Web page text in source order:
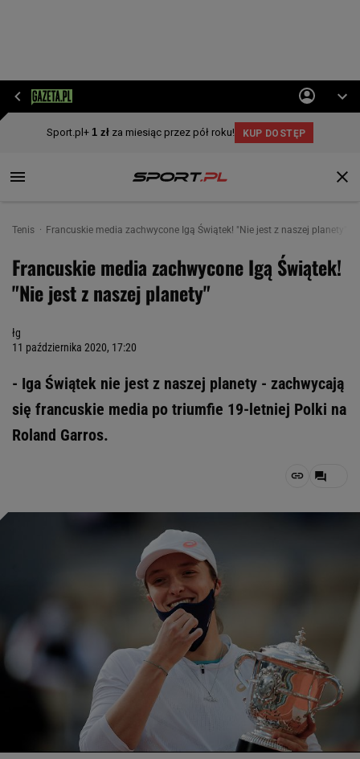
Tenis Francuskie media zachwycone Igą Świątek! "Nie jest z naszej planety"
Francuskie media zachwycone Igą Świątek!
"Nie jest z naszej planety"
łg
11 października 2020, 17:20
- Iga Świątek nie jest z naszej planety - zachwycają
się francuskie media po triumfie 19-letniej Polki na
Roland Garros.